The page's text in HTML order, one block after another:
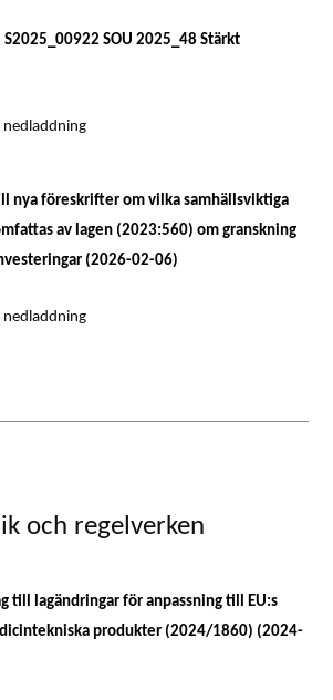
SOU 2025_48 Stärkt
nya föreskrifter om vilka samhällsviktiga
av lagen (2023:560) om granskning
(2026-02-06)
och regelverken
till lagändringar för anpassning till EU:s
produkter (2024/1860) (2024-